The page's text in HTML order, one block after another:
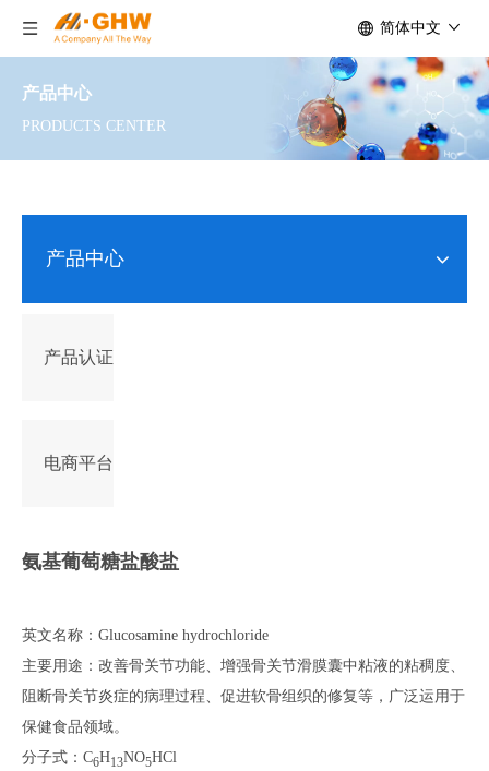
简体中文
产品中心
PRODUCTS CENTER
产品中心
产品认证
电商平台
氨基葡萄糖盐酸盐
英文名称：Glucosamine hydrochloride
主要用途：改善骨关节功能、增强骨关节滑膜囊中粘液的粘稠度、
阻断骨关节炎症的病理过程、促进软骨组织的修复等，广泛运用于
保健食品领域。
分子式：C6H13NO5HCl